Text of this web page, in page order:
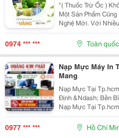
"( Thuốc Trừ Ốc )
Một Sản Phẩm
Nghệ Mới. Với
Tác, Dễ Áp Dụng
Chuẩn Bị Lại Là
0974 *** *** Toàn quốc
Nạp Mực Máy In
Mang
Nạp Mực Tại
Định &Ndash; Bền
Nạp Mực Tại
&Amp; Báo Giá
Đường Lý Phục
Nạp Mực Tại...
0977 *** *** Hồ Chí